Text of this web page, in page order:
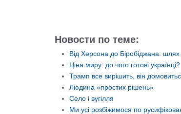
Новости по теме:
Від Херсона до Біробіджана:
Ціна миру: до чого готові українці?
Трамп все вирішить, він
Людина «простих рішень»
Село і вугілля
Ми усі розбіжимося по